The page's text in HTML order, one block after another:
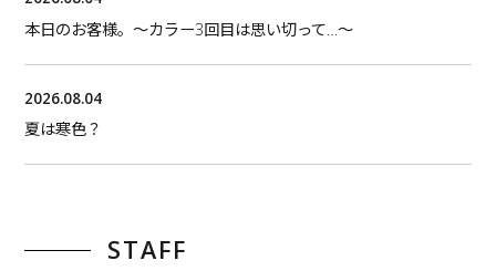
本日のお客様。〜カラー3回目は思い切って…〜
2026.08.04
夏は寒色？
STAFF